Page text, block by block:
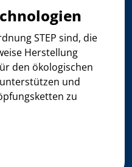
STEP sind, die
Herstellung
den ökologischen
und
zu